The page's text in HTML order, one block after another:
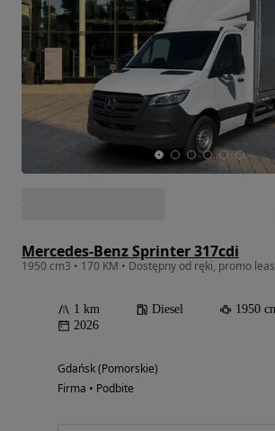
Mercedes-Benz Sprinter 317cdi
1950 cm3 • 170 KM • Dostępny od ręki, promo
1 km Diesel 1950
2026
Gdańsk (Pomorskie)
Firma • Podbite